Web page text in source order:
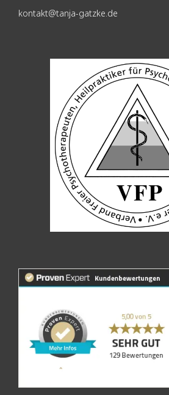
kontakt@tanja-gatzke.de